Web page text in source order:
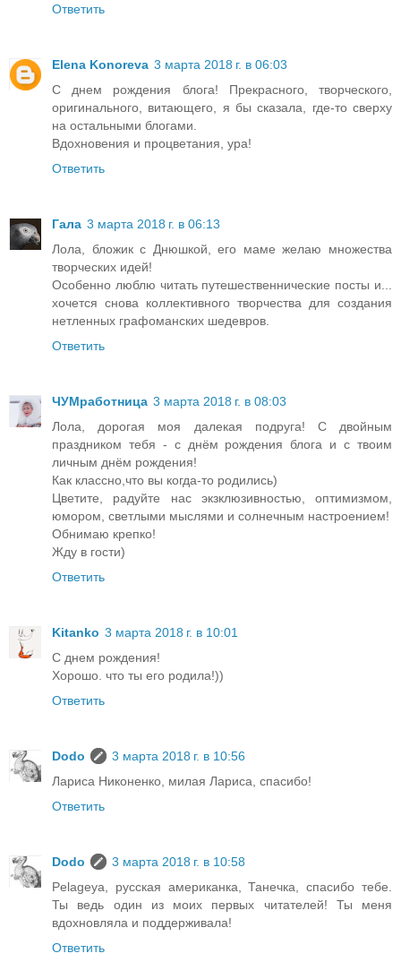
Ответить
Elena Konoreva 3 марта 2018 г. в 06:03
C днем рождения блога! Прекрасного, творческого,
оригинального, витающего, я бы сказала, где-то сверху
на остальными блогами.
Вдохновения и процветания, ура!
Ответить
Гала 3 марта 2018 г. в 06:13
Лола, бложик с Днюшкой, его маме желаю множества
творческих идей!
Особенно люблю читать путешественнические посты и...
хочется снова коллективного творчества для создания
нетленных графоманских шедевров.
Ответить
ЧУМработница 3 марта 2018 г. в 08:03
Лола, дорогая моя далекая подруга! С двойным
праздником тебя - с днём рождения блога и с твоим
личным днём рождения!
Как классно,что вы когда-то родились)
Цветите, радуйте нас экзклюзивностью, оптимизмом,
юмором, светлыми мыслями и солнечным настроением!
Обнимаю крепко!
Жду в гости)
Ответить
Kitanko 3 марта 2018 г. в 10:01
С днем рождения!
Хорошо. что ты его родила!))
Ответить
Dodo
3 марта 2018 г. в 10:56
Лариса Никоненко, милая Лариса, спасибо!
Ответить
Dodo
3 марта 2018 г. в 10:58
Pelageya, русская американка, Танечка, спасибо тебе.
Ты ведь один из моих первых читателей! Ты меня
вдохновляла и поддерживала!
Ответить